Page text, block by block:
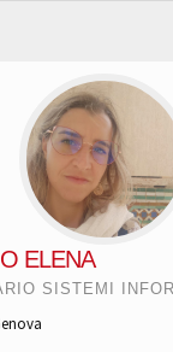
ELENA
SISTEMI